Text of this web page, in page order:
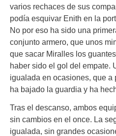
varios rechaces de sus
podía esquivar Enith en la
No por eso ha sido una
conjunto armero, que unos
que sacar Miralles los
haber sido el gol del empate.
igualada en ocasiones, que a
ha bajado la guardia y ha
Tras el descanso, ambos
sin cambios en el once. La
igualada, sin grandes